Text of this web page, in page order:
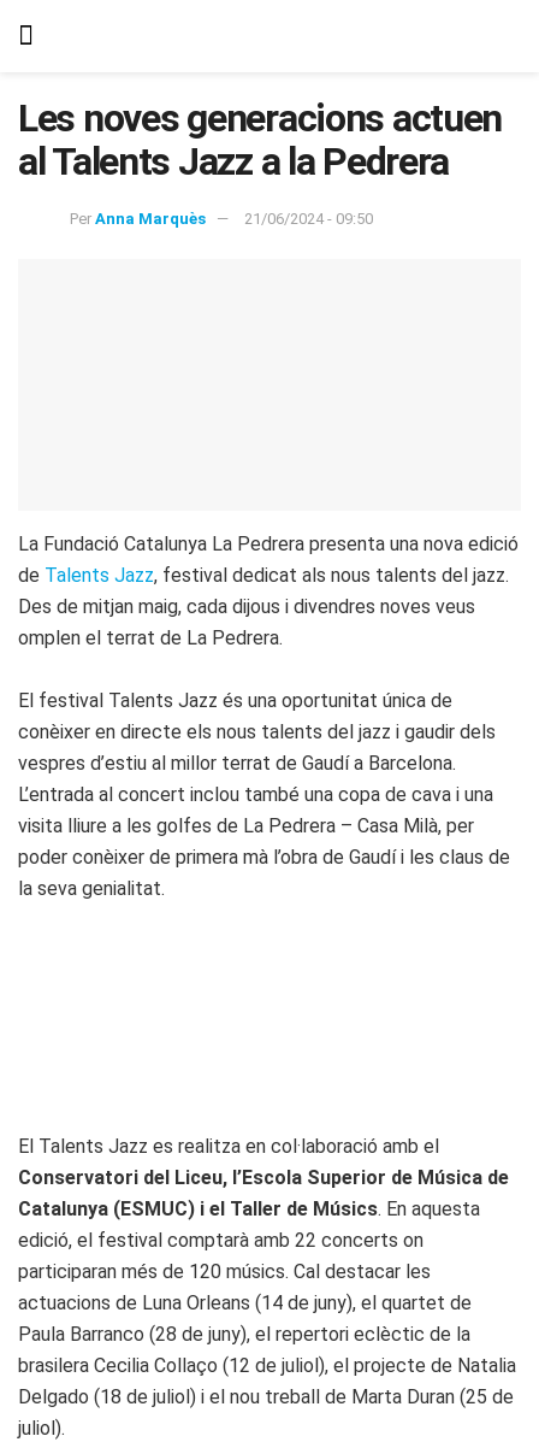
Les noves generacions actuen
al Talents Jazz a la Pedrera
Per Anna Marquès 21/06/2024 - 09:50
La Fundació Catalunya La Pedrera presenta una nova edició
de Talents Jazz, festival dedicat als nous talents del jazz.
Des de mitjan maig, cada dijous i divendres noves veus
omplen el terrat de La Pedrera.
El festival Talents Jazz és una oportunitat única de
conèixer en directe els nous talents del jazz i gaudir dels
vespres d’estiu al millor terrat de Gaudí a Barcelona.
L’entrada al concert inclou també una copa de cava i una
visita lliure a les golfes de La Pedrera – Casa Milà, per
poder conèixer de primera mà l’obra de Gaudí i les claus de
la seva genialitat.
El Talents Jazz es realitza en col·laboració amb el
Conservatori del Liceu, l’Escola Superior de Música de
Catalunya (ESMUC) i el Taller de Músics. En aquesta
edició, el festival comptarà amb 22 concerts on
participaran més de 120 músics. Cal destacar les
actuacions de Luna Orleans (14 de juny), el quartet de
Paula Barranco (28 de juny), el repertori eclèctic de la
brasilera Cecilia Collaço (12 de juliol), el projecte de Natalia
Delgado (18 de juliol) i el nou treball de Marta Duran (25 de
juliol).